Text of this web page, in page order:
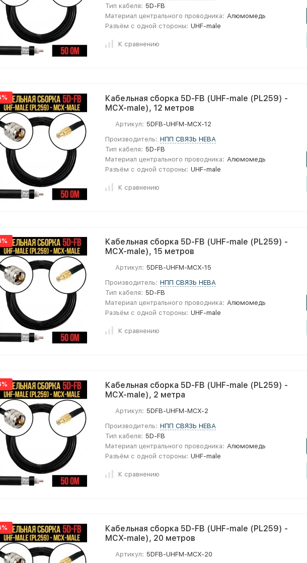
Тип кабеля: 5D-FB
Материал центрального проводника: Алюмомедь
Разъём с одной стороны: UHF-male
К сравнению
Кабельная сборка 5D-FB (UHF-male (PL259) -
MCX-male), 12 метров
Артикул: 5DFB-UHFM-MCX-12
Производитель: НПП СВЯЗЬ НЕВА
Тип кабеля: 5D-FB
Материал центрального проводника: Алюмомедь
Разъём с одной стороны: UHF-male
К сравнению
Кабельная сборка 5D-FB (UHF-male (PL259) -
MCX-male), 15 метров
Артикул: 5DFB-UHFM-MCX-15
Производитель: НПП СВЯЗЬ НЕВА
Тип кабеля: 5D-FB
Материал центрального проводника: Алюмомедь
Разъём с одной стороны: UHF-male
К сравнению
Кабельная сборка 5D-FB (UHF-male (PL259) -
MCX-male), 2 метра
Артикул: 5DFB-UHFM-MCX-2
Производитель: НПП СВЯЗЬ НЕВА
Тип кабеля: 5D-FB
Материал центрального проводника: Алюмомедь
Разъём с одной стороны: UHF-male
К сравнению
Кабельная сборка 5D-FB (UHF-male (PL259) -
MCX-male), 20 метров
Артикул: 5DFB-UHFM-MCX-20